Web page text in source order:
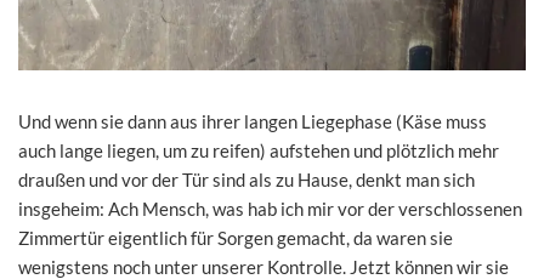
Und wenn sie dann aus ihrer langen Liegephase (Käse muss
auch lange liegen, um zu reifen) aufstehen und plötzlich mehr
draußen und vor der Tür sind als zu Hause, denkt man sich
insgeheim: Ach Mensch, was hab ich mir vor der verschlossenen
Zimmertür eigentlich für Sorgen gemacht, da waren sie
wenigstens noch unter unserer Kontrolle. Jetzt können wir sie